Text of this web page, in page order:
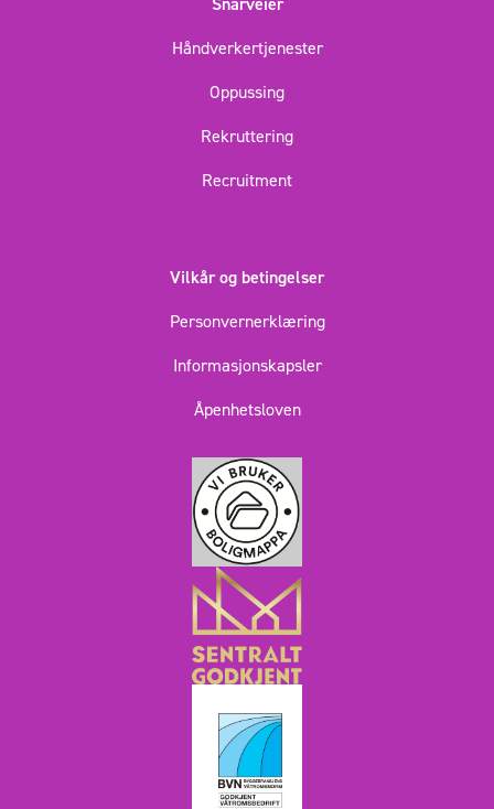
Håndverkertjenester
Oppussing
Rekruttering
Recruitment
Vilkår og betingelser
Personvernerklæring
Informasjonskapsler
Åpenhetsloven